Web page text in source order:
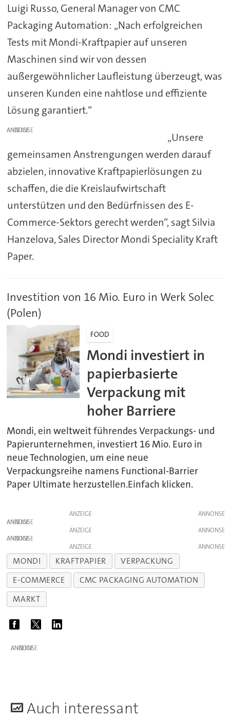
Luigi Russo, General Manager von CMC
Packaging Automation: „Nach erfolgreichen
Tests mit Mondi-Kraftpapier auf unseren
Maschinen sind wir von dessen
außergewöhnlicher Laufleistung überzeugt, was
unseren Kunden eine nahtlose und effiziente
Lösung garantiert.“
ANZEIGE
„Unsere
gemeinsamen Anstrengungen werden darauf
abzielen, innovative Kraftpapierlösungen zu
schaffen, die die Kreislaufwirtschaft
unterstützen und den Bedürfnissen des E-
Commerce-Sektors gerecht werden“, sagt Silvia
Hanzelova, Sales Director Mondi Speciality Kraft
Paper.
Investition von 16 Mio. Euro in Werk Solec
(Polen)
FOOD
Mondi investiert in
papierbasierte
Verpackung mit
hoher Barriere
Mondi, ein weltweit führendes Verpackungs- und
Papierunternehmen, investiert 16 Mio. Euro in
neue Technologien, um eine neue
Verpackungsreihe namens Functional-Barrier
Paper Ultimate herzustellen.Einfach klicken.
ANZEIGE
ANZEIGE
ANZEIGE
ANZEIGE
ANZEIGE
MONDI KRAFTPAPIER
VERPACKUNG
E-COMMERCE
CMC PACKAGING AUTOMATION
MARKT
ANZEIGE
Auch interessant